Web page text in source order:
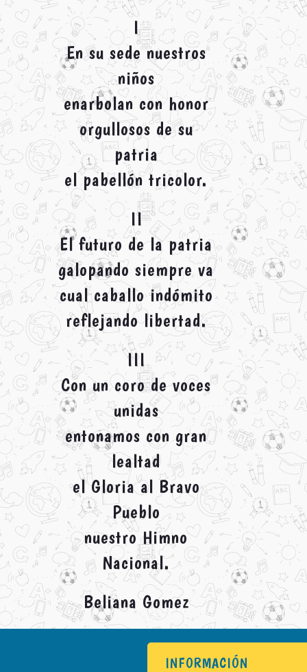
I
En su sede nuestros
niños
enarbolan con honor
orgullosos de su
patria
el pabellón tricolor.
II
El futuro de la patria
galopando siempre va
cual caballo indómito
reflejando libertad.
III
Con un coro de voces
unidas
entonamos con gran
lealtad
el Gloria al Bravo
Pueblo
nuestro Himno
Nacional.
Beliana Gomez
INFORMACIÓN